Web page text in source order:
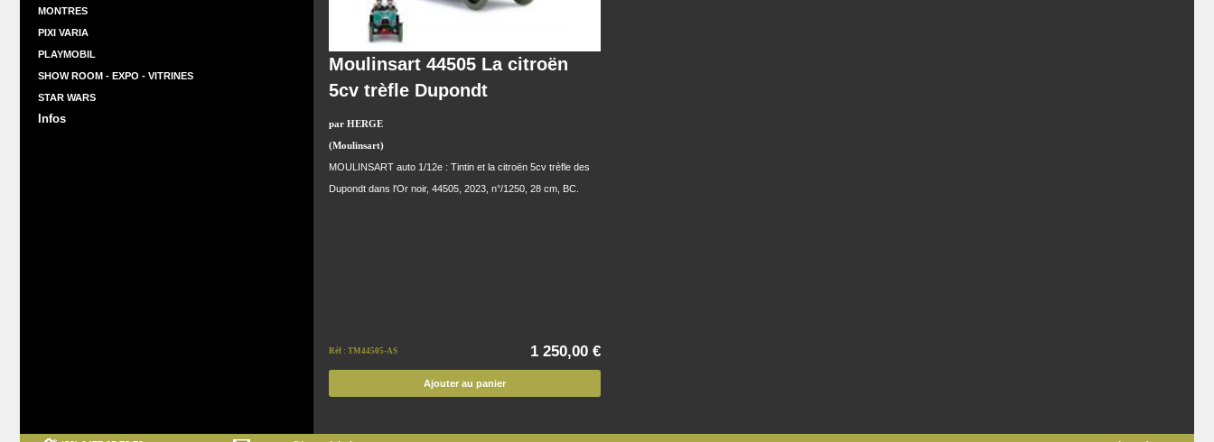
MONTRES
PIXI VARIA
PLAYMOBIL
SHOW ROOM - EXPO - VITRINES
STAR WARS
Infos
Moulinsart 44505 La citroën
5cv trèfle Dupondt
par HERGE
(Moulinsart)
MOULINSART auto 1/12e : Tintin et la citroën 5cv trèfle des
Dupondt dans l'Or noir, 44505, 2023, n°/1250, 28 cm, BC.
Réf : TM44505-AS 1 250,00 €
Ajouter au panier